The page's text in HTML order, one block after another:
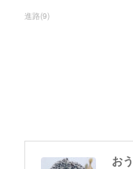
進路(9)
お